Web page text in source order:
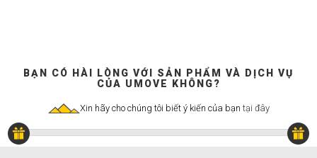
BẠN CÓ HÀI LÒNG VỚI SẢN PHẨM VÀ DỊCH VỤ
CỦA UMOVE KHÔNG?
Xin hãy cho chúng tôi biết ý kiến của bạn tại đây